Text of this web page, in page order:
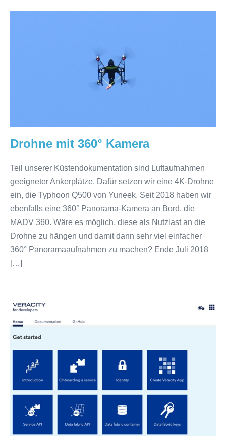
Drohne mit 360° Kamera
Teil unserer Küstendokumentation sind Luftaufnahmen
geeigneter Ankerplätze. Dafür setzen wir eine 4K-Drohne
ein, die Typhoon Q500 von Yuneek. Seit 2018 haben wir
ebenfalls eine 360° Panorama-Kamera an Bord, die
MADV 360. Wäre es möglich, diese als Nutzlast an die
Drohne zu hängen und damit dann sehr viel einfacher
360° Panoramaaufnahmen zu machen? Ende Juli 2018
[…]
Registrierung
bei
Varacity
Developers